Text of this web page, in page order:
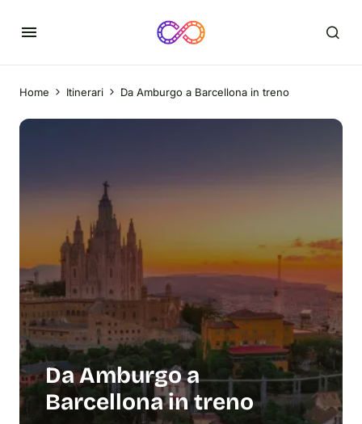
Home Itinerari Da Amburgo a Barcellona in treno
Da Amburgo a
Barcellona in treno